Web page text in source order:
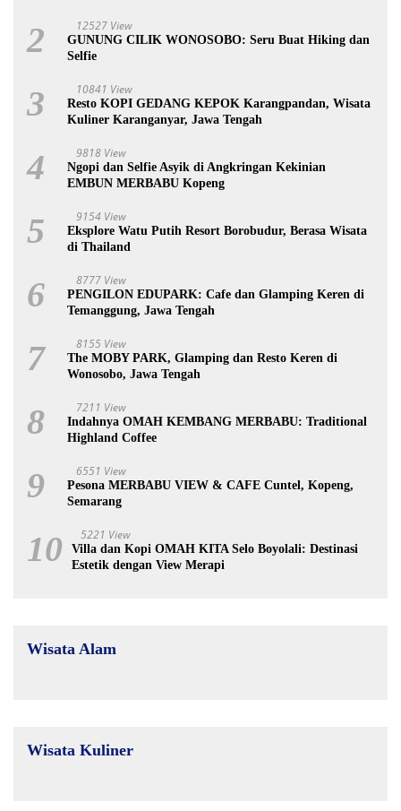
2 12527 View
GUNUNG CILIK WONOSOBO: Seru Buat Hiking dan
Selfie
3 10841 View
Resto KOPI GEDANG KEPOK Karangpandan, Wisata
Kuliner Karanganyar, Jawa Tengah
4 9818 View
Ngopi dan Selfie Asyik di Angkringan Kekinian
EMBUN MERBABU Kopeng
5 9154 View
Eksplore Watu Putih Resort Borobudur, Berasa Wisata
di Thailand
6 8777 View
PENGILON EDUPARK: Cafe dan Glamping Keren di
Temanggung, Jawa Tengah
7 8155 View
The MOBY PARK, Glamping dan Resto Keren di
Wonosobo, Jawa Tengah
8 7211 View
Indahnya OMAH KEMBANG MERBABU: Traditional
Highland Coffee
9 6551 View
Pesona MERBABU VIEW & CAFE Cuntel, Kopeng,
Semarang
10 5221 View
Villa dan Kopi OMAH KITA Selo Boyolali: Destinasi
Estetik dengan View Merapi
Wisata Alam
Wisata Kuliner